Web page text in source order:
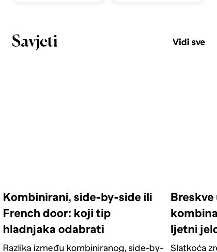
Savjeti Vidi sve
Kombinirani, side-by-side ili
French door: koji tip
hladnjaka odabrati
Razlika između kombiniranog, side-by-
ljetni
Slatkoća